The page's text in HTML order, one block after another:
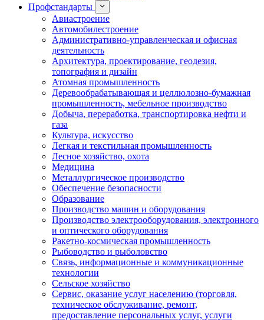
Профстандарты
Авиастроение
Автомобилестроение
Административно-управленческая и офисная
деятельность
Архитектура, проектирование, геодезия,
топография и дизайн
Атомная промышленность
Деревообрабатывающая и целлюлозно-бумажная
промышленность, мебельное производство
Добыча, переработка, транспортировка нефти и
газа
Культура, искусство
Легкая и текстильная промышленность
Лесное хозяйство, охота
Медицина
Металлургическое производство
Обеспечение безопасности
Образование
Производство машин и оборудования
Производство электрооборудования, электронного
и оптического оборудования
Ракетно-космическая промышленность
Рыбоводство и рыболовство
Связь, информационные и коммуникационные
технологии
Сельское хозяйство
Сервис, оказание услуг населению (торговля,
техническое обслуживание, ремонт,
предоставление персональных услуг, услуги